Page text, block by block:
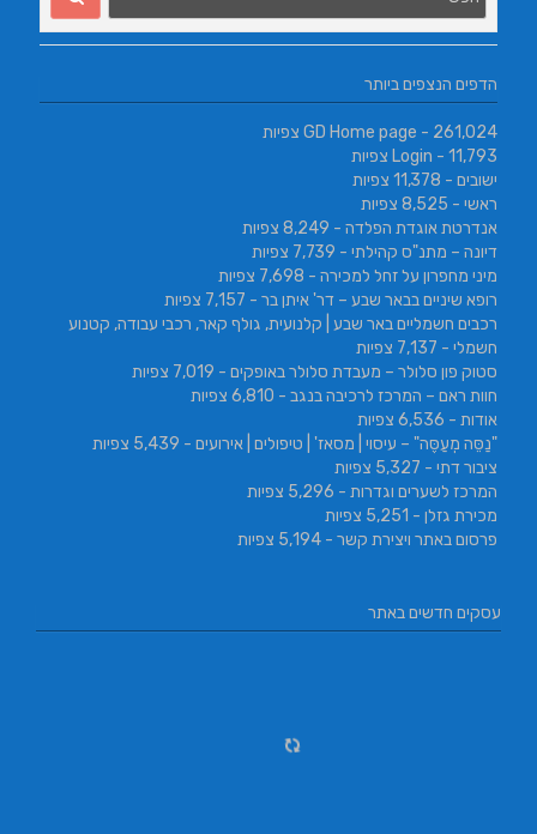
הדפים הנצפים ביותר
GD Home page - 261,024 צפיות
Login - 11,793 צפיות
ישובים - 11,378 צפיות
ראשי - 8,525 צפיות
אנדרטת אוגדת הפלדה - 8,249 צפיות
דיונה – מתנ"ס קהילתי - 7,739 צפיות
מיני מחפרון על זחל למכירה - 7,698 צפיות
רופא שיניים בבאר שבע – דר' איתן בר - 7,157 צפיות
רכבים חשמליים באר שבע | קלנועית, גולף קאר, רכבי עבודה, קטנוע
חשמלי - 7,137 צפיות
סטוק פון סלולר – מעבדת סלולר באופקים - 7,019 צפיות
חוות ראם – המרכז לרכיבה בנגב - 6,810 צפיות
אודות - 6,536 צפיות
"נַסֵּה מְעַסֶּה" – עיסוי | מסאז' | טיפולים | אירועים - 5,439 צפיות
ציבור דתי - 5,327 צפיות
המרכז לשערים וגדרות - 5,296 צפיות
מכירת גזלן - 5,251 צפיות
פרסום באתר ויצירת קשר - 5,194 צפיות
עסקים חדשים באתר